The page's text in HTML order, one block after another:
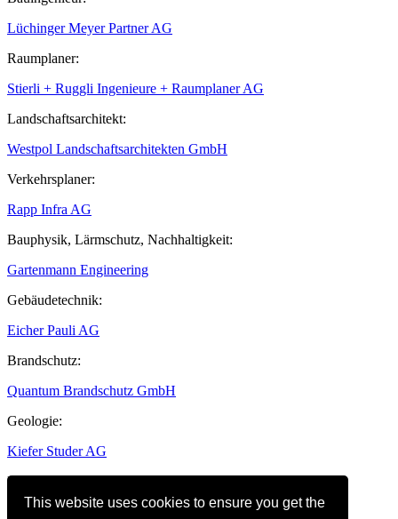
This website uses cookies to ensure you get the
Lüchinger Meyer Partner AG
Raumplaner:
Stierli + Ruggli Ingenieure + Raumplaner AG
Landschaftsarchitekt:
Westpol Landschaftsarchitekten GmbH
Verkehrsplaner:
Rapp Infra AG
Bauphysik, Lärmschutz, Nachhaltigkeit:
Gartenmann Engineering
Gebäudetechnik:
Eicher Pauli AG
Brandschutz:
Quantum Brandschutz GmbH
Geologie:
Kiefer Studer AG
Fassadenplanung, Windgutachten:
Lüchinger Meyer Partner AG